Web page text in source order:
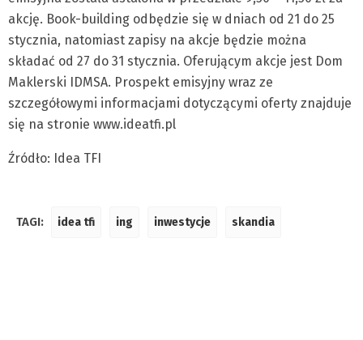
akcję. Book-building odbędzie się w dniach od 21 do 25
stycznia, natomiast zapisy na akcje będzie można
składać od 27 do 31 stycznia. Oferującym akcje jest Dom
Maklerski IDMSA. Prospekt emisyjny wraz ze
szczegółowymi informacjami dotyczącymi oferty znajduje
się na stronie www.ideatfi.pl
Źródło: Idea TFI
TAGI: idea tfi ing inwestycje skandia